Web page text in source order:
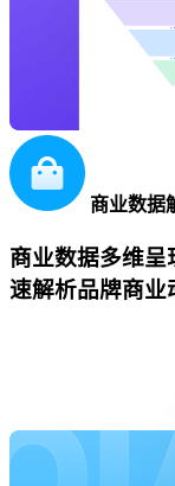
商业数据
商业数据多维
速解析品牌商业